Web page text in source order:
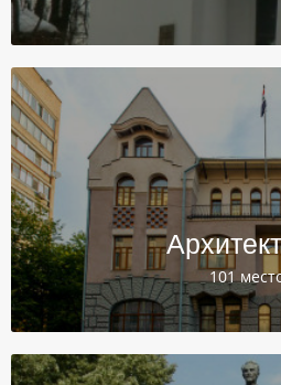
101